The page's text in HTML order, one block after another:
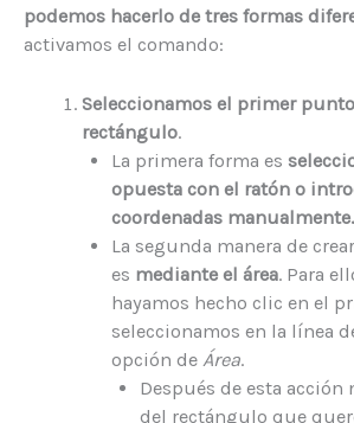
podemos hacerlo de tres formas
activamos el comando:
Seleccionamos el primer
rectángulo.
La primera forma es
opuesta con el ratón o
coordenadas manualmente.
La segunda manera de
es mediante el área. Para
hayamos hecho clic en el
seleccionamos en la línea
opción de Área.
Después de esta acción
del rectángulo que